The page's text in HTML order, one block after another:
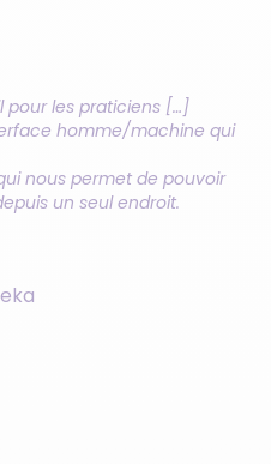
pour les praticiens […]
homme/machine qui
nous permet de pouvoir
un seul endroit.